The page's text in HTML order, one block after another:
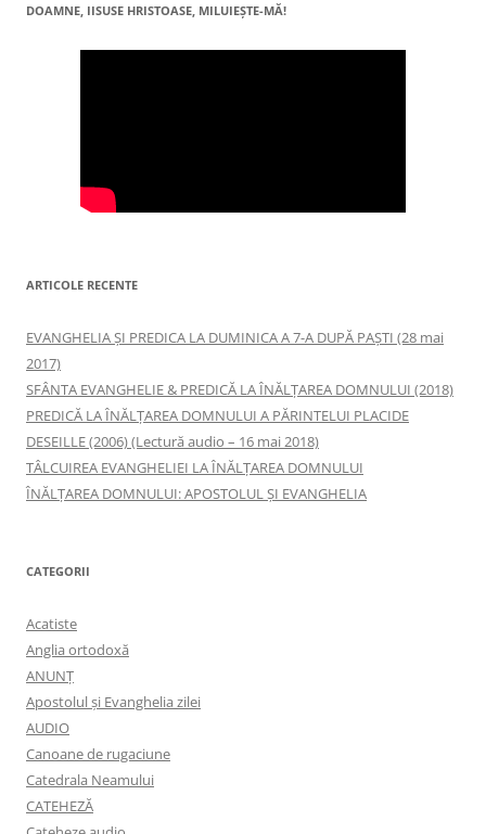
DOAMNE, IISUSE HRISTOASE, MILUIEŞTE-MĂ!
ARTICOLE RECENTE
EVANGHELIA ȘI PREDICA LA DUMINICA A 7-A DUPĂ PAȘTI (28 mai
2017)
SFÂNTA EVANGHELIE & PREDICĂ LA ÎNĂLŢAREA DOMNULUI (2018)
PREDICĂ LA ÎNĂLŢAREA DOMNULUI A PĂRINTELUI PLACIDE
DESEILLE (2006) (Lectură audio – 16 mai 2018)
TÂLCUIREA EVANGHELIEI LA ÎNĂLŢAREA DOMNULUI
ÎNĂLŢAREA DOMNULUI: APOSTOLUL ȘI EVANGHELIA
CATEGORII
Acatiste
Anglia ortodoxă
ANUNŢ
Apostolul şi Evanghelia zilei
AUDIO
Canoane de rugaciune
Catedrala Neamului
CATEHEZĂ